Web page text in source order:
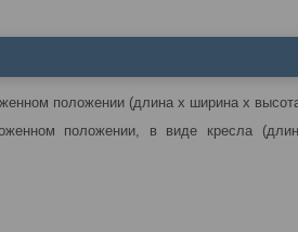
положении (длина х ширина х
положении, в виде кресла